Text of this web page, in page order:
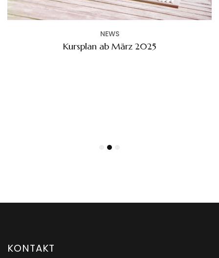
NEWS
Kursplan ab März 2025
KONTAKT